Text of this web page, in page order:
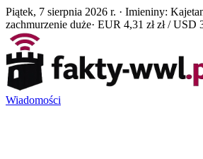
Piątek, 7 sierpnia 2026 r. · Imieniny:
zachmurzenie duże· EUR 4,31 zł zł / USD
Wiadomości